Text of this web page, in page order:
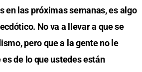
en las próximas semanas, es algo
No va a llevar a que se
pero que a la gente no le
de lo que ustedes están